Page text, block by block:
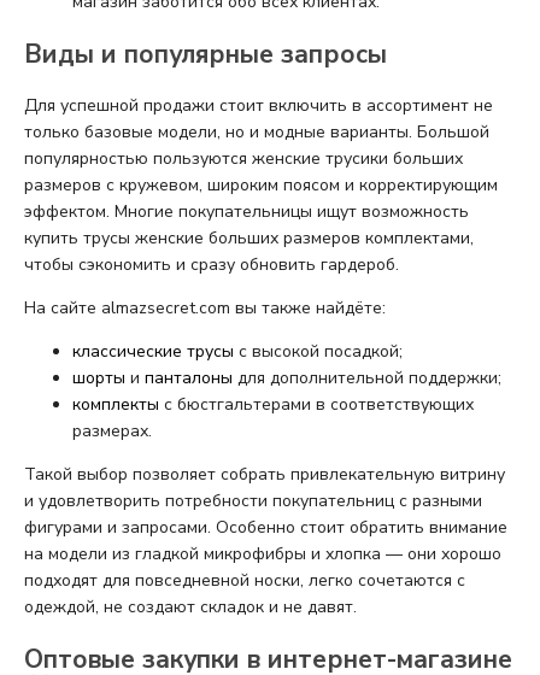
Виды и популярные запросы
Для успешной продажи стоит включить в ассортимент не
только базовые модели, но и модные варианты. Большой
популярностью пользуются женские трусики больших
размеров с кружевом, широким поясом и корректирующим
эффектом. Многие покупательницы ищут возможность
купить трусы женские больших размеров комплектами,
чтобы сэкономить и сразу обновить гардероб.
На сайте almazsecret.com вы также найдёте:
классические трусы с высокой посадкой;
шорты и панталоны для дополнительной поддержки;
комплекты с бюстгальтерами в соответствующих
размерах.
Такой выбор позволяет собрать привлекательную витрину
и удовлетворить потребности покупательниц с разными
фигурами и запросами. Особенно стоит обратить внимание
на модели из гладкой микрофибры и хлопка — они хорошо
подходят для повседневной носки, легко сочетаются с
одеждой, не создают складок и не давят.
Оптовые закупки в интернет-магазине